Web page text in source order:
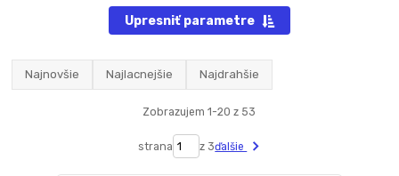
Upresniť parametre
Najnovšie Najlacnejšie Najdrahšie
Zobrazujem 1-20 z 53
strana z 3ďalšie